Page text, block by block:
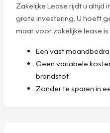
Zakelijke Lease rijdt u altijd
grote investering. U hoeft
maar voor zakelijke lease
Een vast
Geen variabele
brandstof
Zonder te sparen in